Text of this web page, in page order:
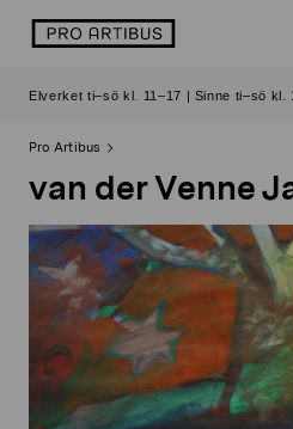
logo
Elverket ti–sö kl. 11–17 | Sinne ti–sö kl.
Pro Artibus
van der Venne